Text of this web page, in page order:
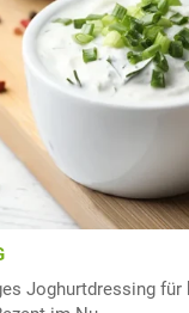
Joghurtdressing für